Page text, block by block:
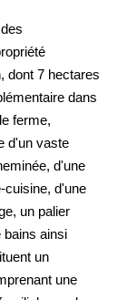
dont 7 hectares
dans
ferme,
d'un vaste
d'une
cuisine, d'une
un palier
bains ainsi
un
une